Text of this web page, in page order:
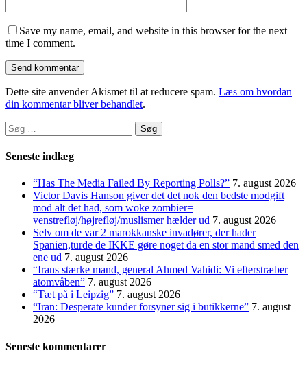
Save my name, email, and website in this browser for the next
time I comment.
Dette site anvender Akismet til at reducere spam. Læs om hvordan
din kommentar bliver behandlet.
Søg
efter:
Seneste indlæg
“Has The Media Failed By Reporting Polls?” 7. august 2026
Victor Davis Hanson giver det det nok den bedste modgift
mod alt det had, som woke zombier=
venstrefløj/højrefløj/muslismer hælder ud 7. august 2026
Selv om de var 2 marokkanske invadører, der hader
Spanien,turde de IKKE gøre noget da en stor mand smed den
ene ud 7. august 2026
“Irans stærke mand, general Ahmed Vahidi: Vi efterstræber
atomvåben” 7. august 2026
“Tæt på i Leipzig” 7. august 2026
“Iran: Desperate kunder forsyner sig i butikkerne” 7. august
2026
Seneste kommentarer